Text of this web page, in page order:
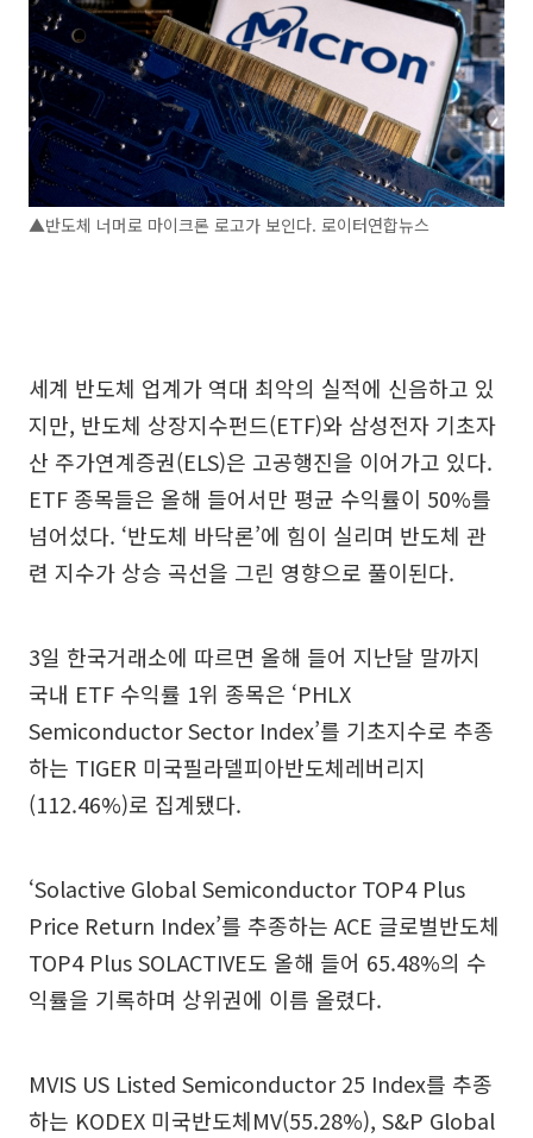
▲반도체 너머로 마이크론 로고가 보인다. 로이터연합뉴스
세계 반도체 업계가 역대 최악의 실적에 신음하고 있
지만, 반도체 상장지수펀드(ETF)와 삼성전자 기초자
산 주가연계증권(ELS)은 고공행진을 이어가고 있다.
ETF 종목들은 올해 들어서만 평균 수익률이 50%를
넘어섰다. ‘반도체 바닥론’에 힘이 실리며 반도체 관
련 지수가 상승 곡선을 그린 영향으로 풀이된다.
3일 한국거래소에 따르면 올해 들어 지난달 말까지
국내 ETF 수익률 1위 종목은 ‘PHLX
Semiconductor Sector Index’를 기초지수로 추종
하는 TIGER 미국필라델피아반도체레버리지
(112.46%)로 집계됐다.
‘Solactive Global Semiconductor TOP4 Plus
Price Return Index’를 추종하는 ACE 글로벌반도체
TOP4 Plus SOLACTIVE도 올해 들어 65.48%의 수
익률을 기록하며 상위권에 이름 올렸다.
MVIS US Listed Semiconductor 25 Index를 추종
하는 KODEX 미국반도체MV(55.28%), S&P Global